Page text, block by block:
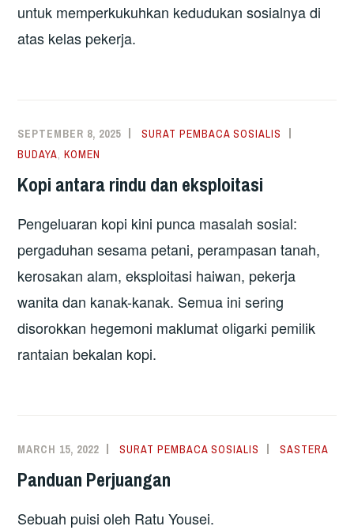
untuk memperkukuhkan kedudukan sosialnya di
atas kelas pekerja.
SEPTEMBER 8, 2025
SURAT PEMBACA SOSIALIS
BUDAYA,KOMEN
Kopi antara rindu dan eksploitasi
Pengeluaran kopi kini punca masalah sosial:
pergaduhan sesama petani, perampasan tanah,
kerosakan alam, eksploitasi haiwan, pekerja
wanita dan kanak-kanak. Semua ini sering
disorokkan hegemoni maklumat oligarki pemilik
rantaian bekalan kopi.
MARCH 15, 2022 SURAT PEMBACA SOSIALIS SASTERA
Panduan Perjuangan
Sebuah puisi oleh Ratu Yousei.